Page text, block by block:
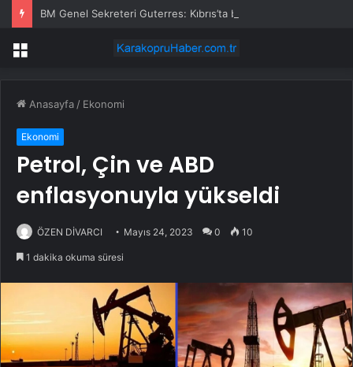
Menü
Anasayfa / Ekonomi
Ekonomi
Petrol, Çin ve ABD
enflasyonuyla yükseldi
ÖZEN DİVARCI Mayıs 24, 2023 0 10
1 dakika okuma süresi